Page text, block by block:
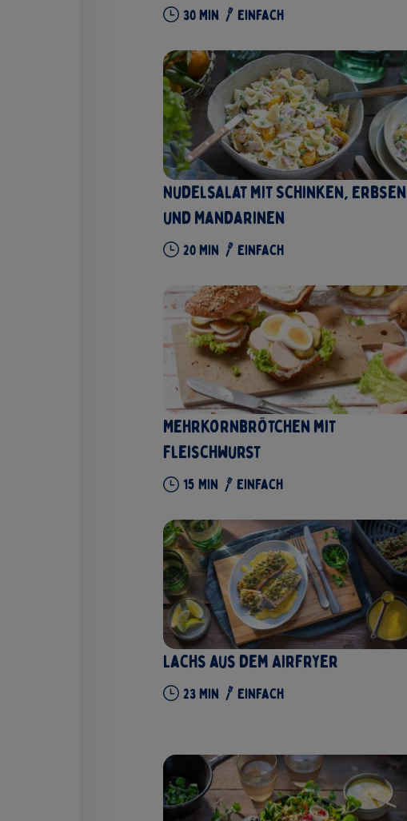
30Min Einfach
Nudelsalat mit Schinken, Erbsen
und Mandarinen
20Min Einfach
Mehrkornbrötchen mit
Fleischwurst
15 Min Einfach
Lachs aus dem Airfryer
23Min Einfach